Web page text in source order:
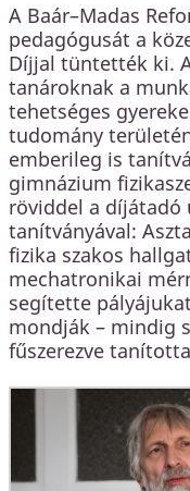
A Baár–Madas
pedagógusát a
Díjjal tüntették ki.
tanároknak a
tehetséges
tudomány
emberileg is
gimnázium
röviddel a díjátadó
tanítványával:
fizika szakos
mechatronikai
segítette
mondják – mindig
fűszerezve